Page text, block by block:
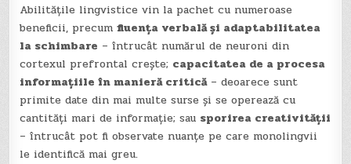
Abilitățile lingvistice vin la pachet cu numeroase
beneficii, precumfluența verbală și adaptabilitatea
la schimbare – întrucât numărul de neuroni din
cortexul prefrontal crește; capacitatea de a procesa
informațiile în manieră critică– deoarece sunt
primite date din mai multe surse și se operează cu
cantități mari de informație; sau sporirea creativității
– întrucât pot fi observate nuanțe pe care monolingvii
le identifică mai greu.